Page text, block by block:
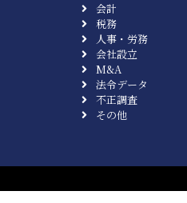
会計
税務
人事・労務
会社設立
M&A
法令データ
不正調査
その他